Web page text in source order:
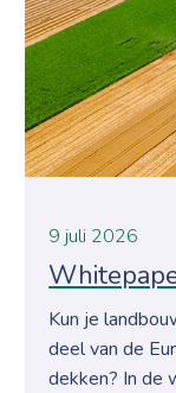
9 juli 2026
Kun je
deel van de
dekken? In de